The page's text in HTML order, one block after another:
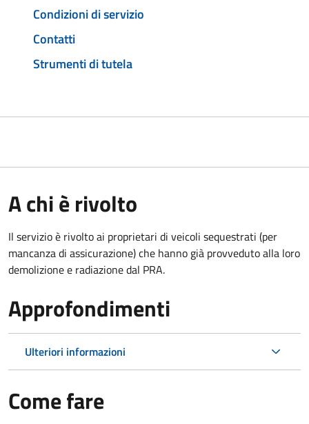
Condizioni di servizio
Contatti
Strumenti di tutela
A chi è rivolto
Il servizio è rivolto ai proprietari di veicoli sequestrati (per
mancanza di assicurazione) che hanno già provveduto alla loro
demolizione e radiazione dal PRA.
Approfondimenti
Ulteriori informazioni
Come fare